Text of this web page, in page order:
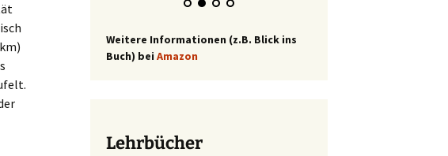
Weitere Informationen (z.B. Blick ins
Buch) bei Amazon
Lehrbücher